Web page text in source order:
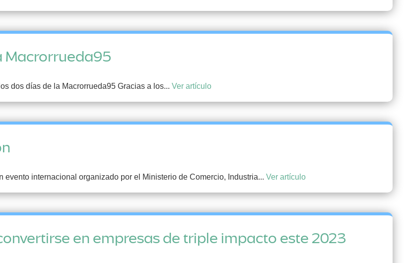
Macrorrueda95
dos días de la Macrorrueda95 Gracias a los... Ver artículo
internacional organizado por el Ministerio de Comercio, Industria... Ver artículo
en empresas de triple impacto este 2023